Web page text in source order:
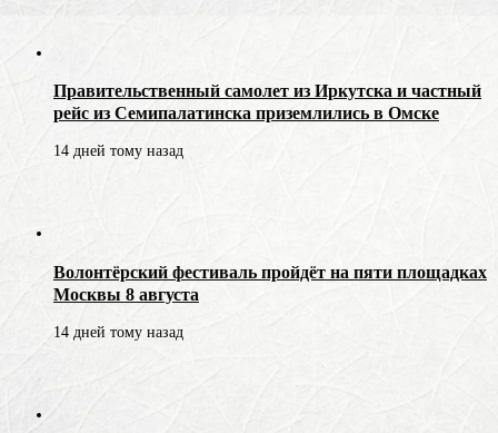
Правительственный самолет из Иркутска и частный
рейс из Семипалатинска приземлились в Омске
14 дней тому назад
Волонтёрский фестиваль пройдёт на пяти площадках
Москвы 8 августа
14 дней тому назад